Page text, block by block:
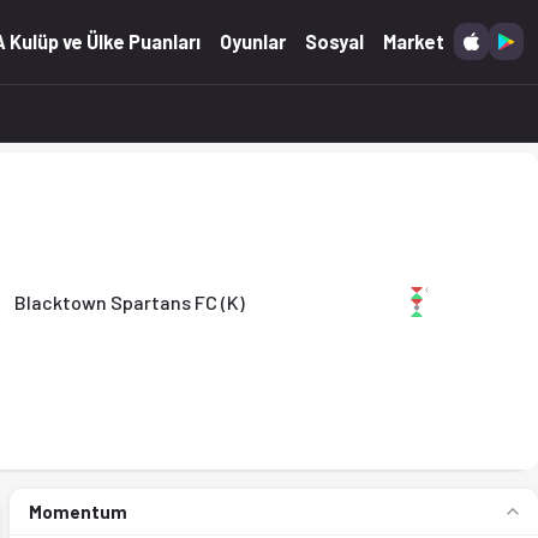
(17.05.2026)
Kulüp ve Ülke Puanları Oyunlar Sosyal Market
Blacktown Spartans FC (K)
Momentum